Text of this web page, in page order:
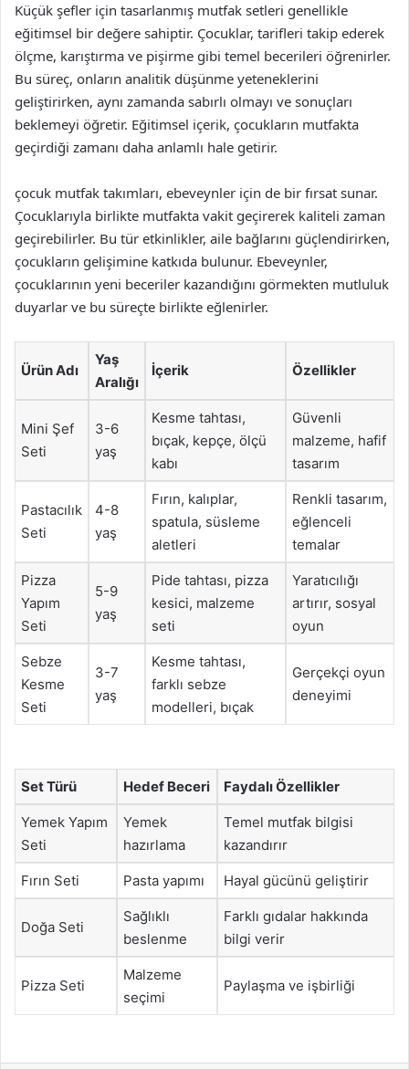
Küçük şefler için tasarlanmış mutfak setleri genellikle
eğitimsel bir değere sahiptir. Çocuklar, tarifleri takip ederek
ölçme, karıştırma ve pişirme gibi temel becerileri öğrenirler.
Bu süreç, onların analitik düşünme yeteneklerini
geliştirirken, aynı zamanda sabırlı olmayı ve sonuçları
beklemeyi öğretir. Eğitimsel içerik, çocukların mutfakta
geçirdiği zamanı daha anlamlı hale getirir.
çocuk mutfak takımları, ebeveynler için de bir fırsat sunar.
Çocuklarıyla birlikte mutfakta vakit geçirerek kaliteli zaman
geçirebilirler. Bu tür etkinlikler, aile bağlarını güçlendirirken,
çocukların gelişimine katkıda bulunur. Ebeveynler,
çocuklarının yeni beceriler kazandığını görmekten mutluluk
duyarlar ve bu süreçte birlikte eğlenirler.
Ürün Adı
Yaş
Aralığı
İçerik Özellikler
Mini Şef
Seti
3-6
yaş
Kesme tahtası,
bıçak, kepçe, ölçü
kabı
Güvenli
malzeme, hafif
tasarım
Pastacılık
Seti
4-8
yaş
Fırın, kalıplar,
spatula, süsleme
aletleri
Renkli tasarım,
eğlenceli
temalar
Pizza
Yapım
Seti
5-9
yaş
Pide tahtası, pizza
kesici, malzeme
seti
Yaratıcılığı
artırır, sosyal
oyun
Sebze
Kesme
Seti
3-7
yaş
Kesme tahtası,
farklı sebze
modelleri, bıçak
Gerçekçi oyun
deneyimi
Set Türü Hedef Beceri Faydalı Özellikler
Yemek Yapım
Seti
Yemek
hazırlama
Temel mutfak bilgisi
kazandırır
Fırın Seti Pasta yapımı Hayal gücünü geliştirir
Doğa Seti
Sağlıklı
beslenme
Farklı gıdalar hakkında
bilgi verir
Pizza Seti
Malzeme
seçimi
Paylaşma ve işbirliği